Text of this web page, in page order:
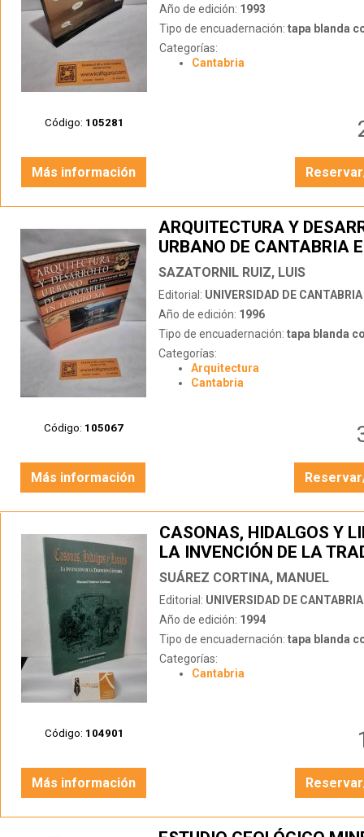
Código: 105281
Año de edición: 1993
Tipo de encuadernación: tapa blanda
Categorías:
Cantabria
Más información
Código: 105067
ARQUITECTURA Y
URBANO DE CANTABRIA
SIGLO XIX
SAZATORNIL RUIZ, LUIS
Editorial: UNIVERSIDAD DE CANTABRIA
Año de edición: 1996
Tipo de encuadernación: tapa blanda
Categorías:
Arquitectura
Cantabria
Más información
Código: 104901
CASONAS, HIDALGOS Y
LA INVENCIÓN DE LA
CÁNTABRA
SUÁREZ CORTINA, MANUEL
Editorial: UNIVERSIDAD DE CANTABRIA
Año de edición: 1994
Tipo de encuadernación: tapa blanda
Categorías:
Cantabria
Más información